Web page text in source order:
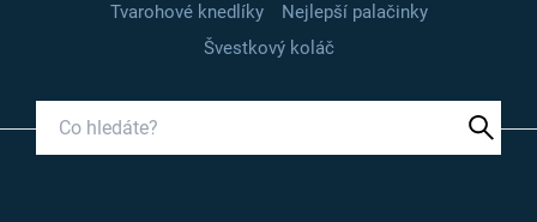
Tvarohové knedlíky
Nejlepší palačinky
Švestkový koláč